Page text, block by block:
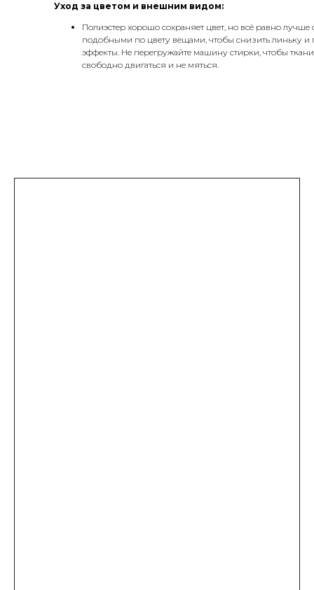
Уход за цветом и внешним видом:
Полиэстер хорошо сохраняет цвет, но всё равно лучше
подобными по цвету вещами, чтобы снизить линьку и
эффекты. Не перегружайте машину стирки, чтобы
свободно двигаться и не мяться.